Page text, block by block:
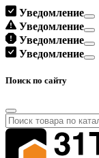
Уведомление
Уведомление
Уведомление
Уведомление
Поиск по сайту